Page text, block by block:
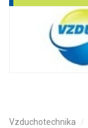
Vzduchotechnika